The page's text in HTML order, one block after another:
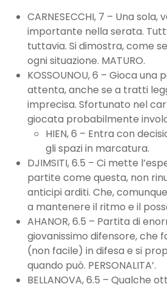
CARNESECCHI, 7 – Una
importante nella serata.
tuttavia. Si dimostra, come
ogni situazione. MATURO.
KOSSOUNOU, 6 – Gioca
attenta, anche se a tratti
imprecisa. Sfortunato nel
giocata probabilmente
HIEN, 6 – Entra con
gli spazi in marcatura.
DJIMSITI, 6.5 – Ci mette
partite come questa, non
anticipi arditi. Che,
a mantenere il ritmo e il
AHANOR, 6.5 – Partita di
giovanissimo difensore, che
(non facile) in difesa e si
quando può. PERSONALITA’.
BELLANOVA, 6.5 – Qualche